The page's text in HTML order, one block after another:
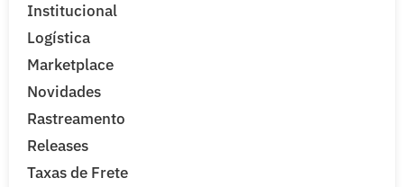
Institucional
Logística
Marketplace
Novidades
Rastreamento
Releases
Taxas de Frete